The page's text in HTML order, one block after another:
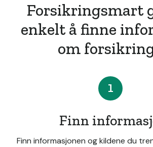
Forsikringsmart
enkelt å finne
om
1
Finn
Finn informasjonen og kildene du